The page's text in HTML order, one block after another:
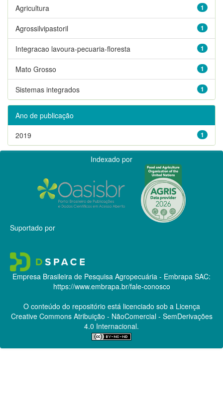
1
Agricultura
1
Agrossilvipastoril
1
Integracao lavoura-pecuaria-floresta
1
Mato Grosso
1
Sistemas integrados
Ano de publicação
1
2019
Indexado por
Suportado por
Empresa Brasileira de Pesquisa Agropecuária - Embrapa SAC:
https://www.embrapa.br/fale-conosco
O conteúdo do repositório está licenciado sob a Licença
Creative CommonsAtribuição - NãoComercial - SemDerivações
4.0 Internacional.